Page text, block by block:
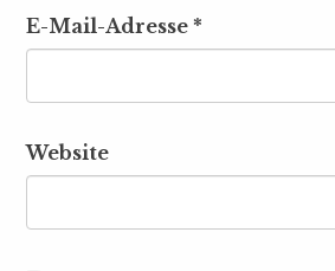
E-Mail-Adresse *
Website